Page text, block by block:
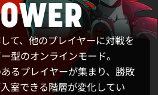
て、他のプレイヤーに対戦を
型のオンラインモード。
るプレイヤーが集まり、勝敗
室できる階層が変化してい